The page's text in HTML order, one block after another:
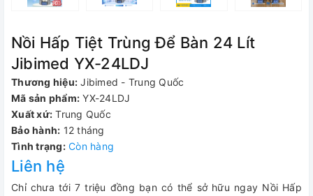
Nồi Hấp Tiệt Trùng Để Bàn 24 Lít
Jibimed YX-24LDJ
Thương hiệu: Jibimed - Trung Quốc
Mã sản phẩm: YX-24LDJ
Xuất xứ: Trung Quốc
Bảo hành: 12 tháng
Tình trạng: Còn hàng
Liên hệ
Chỉ chưa tới 7 triệu đồng bạn có thể sở hữu ngay Nồi Hấp